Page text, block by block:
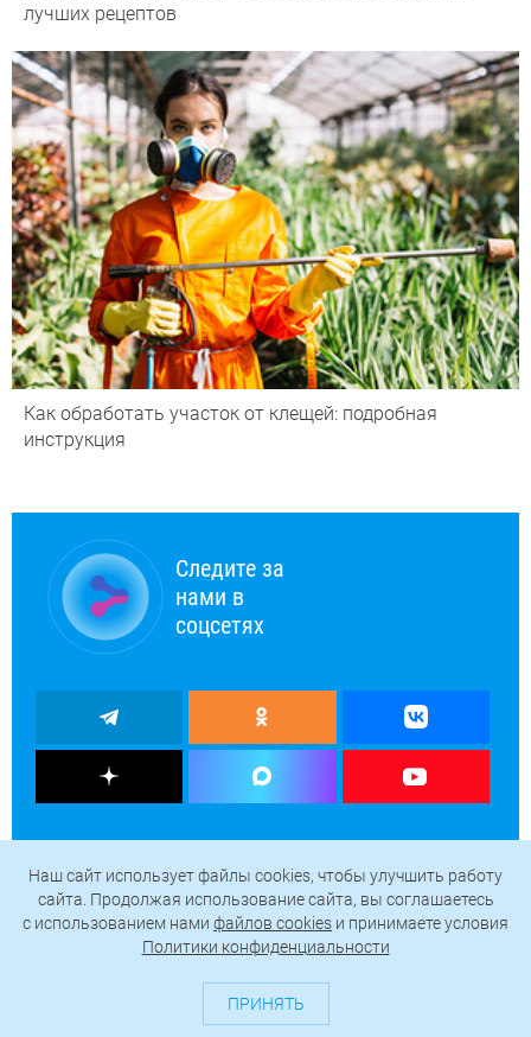
лучших рецептов
Как обработать участок от клещей: подробная
инструкция
Следите за
нами в
соцсетях
Наш сайт использует файлы cookies, чтобы улучшить работу
сайта. Продолжая использование сайта, вы соглашаетесь
c использованием нами файлов cookies и принимаете условия
Политики конфиденциальности
ПРИНЯТЬ